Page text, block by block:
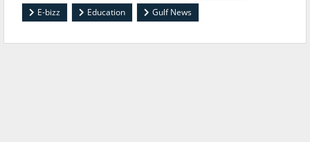
E-bizz
Education Gulf News